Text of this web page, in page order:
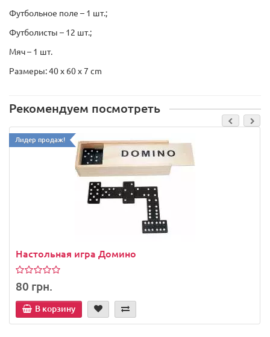
Футбольное поле – 1 шт.;
Футболисты – 12 шт.;
Мяч – 1 шт.
Размеры: 40 x 60 x 7 cm
Рекомендуем посмотреть
Лидер продаж!
Настольная игра Домино
80 грн.
В корзину